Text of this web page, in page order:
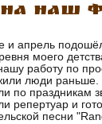
наш
и апрель
моего
работу по
люди
по
репертуар и
песни